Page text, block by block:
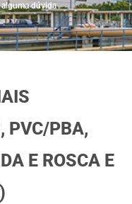
dúvida
PVC/PBA,
E ROSCA E